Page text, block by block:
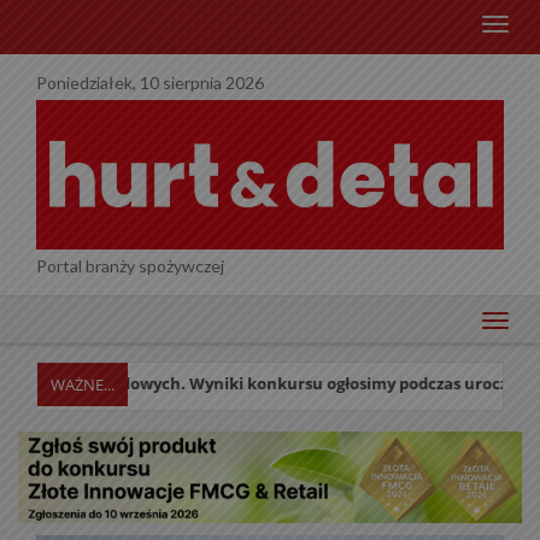
menu
Poniedziałek, 10 sierpnia 2026
Portal branży spożywczej
menu
Wyniki konkursu ogłosimy podczas uroczystej Gali w